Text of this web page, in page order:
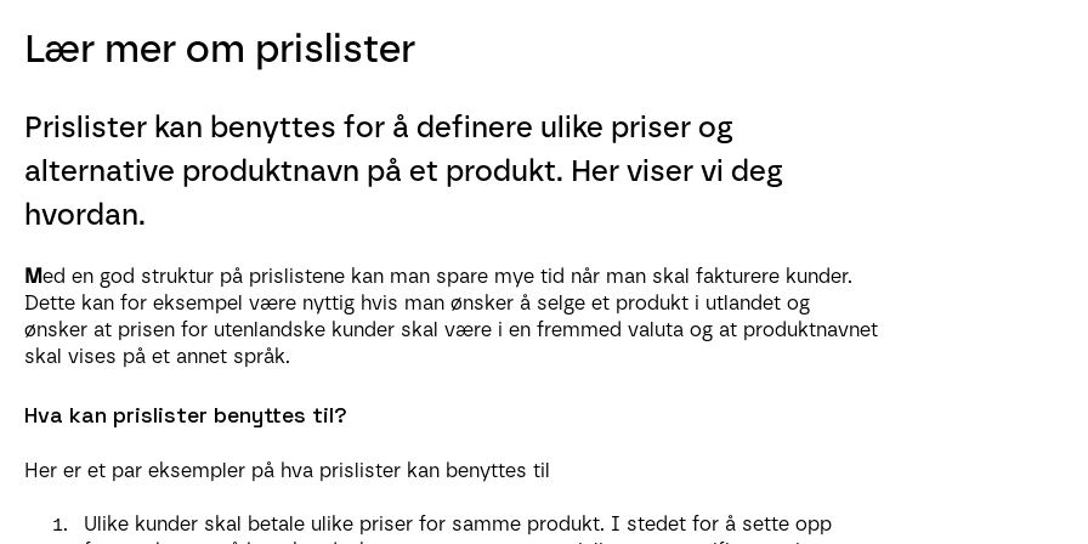
Lær mer om prislister
Prislister kan benyttes for å definere ulike priser og
alternative produktnavn på et produkt. Her viser vi deg
hvordan.
Med en god struktur på prislistene kan man spare mye tid når man skal fakturere kunder.
Dette kan for eksempel være nyttig hvis man ønsker å selge et produkt i utlandet og
ønsker at prisen for utenlandske kunder skal være i en fremmed valuta og at produktnavnet
skal vises på et annet språk.
Hva kan prislister benyttes til?
Her er et par eksempler på hva prislister kan benyttes til
Ulike kunder skal betale ulike priser for samme produkt. I stedet for å sette opp